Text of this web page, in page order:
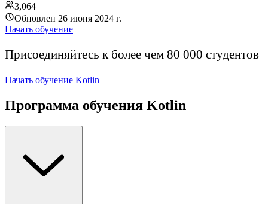
3,064
Обновлен 26 июня 2024 г.
Начать обучение
Присоединяйтесь к более чем 80 000 студентов
Начать обучение Kotlin
Программа обучения Kotlin